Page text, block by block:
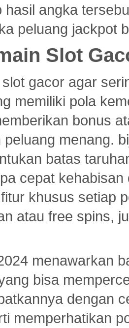
hasil angka
peluang jackpot
Slot
gacor agar
memiliki pola
bonus
peluang menang.
batas
cepat
khusus setiap
atau free spins,
menawarkan
bisa
dengan
memperhatikan